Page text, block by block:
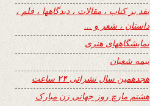
نفد بر کتاب ، مقالات ، دیدگاهها ، فلم ،
داستان ، شعر و …
نمایشگاههای هنری
نیمه شعبان
هجدهمین سال نشراتی ۲۴ ساعت
هشتم مارچ روز جهانی زن مبارک